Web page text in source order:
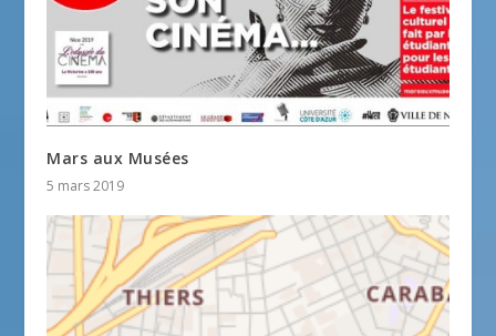
Mars aux Musées
5 mars 2019